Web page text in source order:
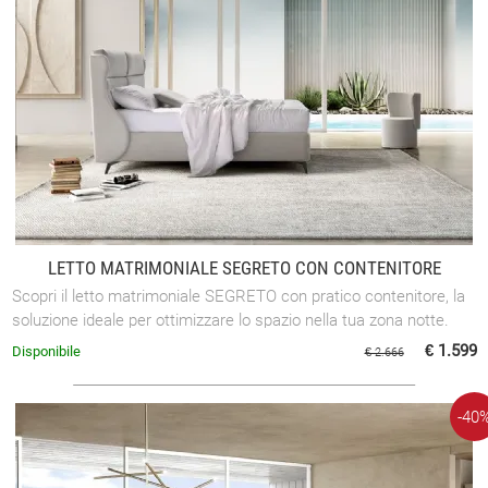
LETTO MATRIMONIALE SEGRETO CON CONTENITORE
Scopri il letto matrimoniale SEGRETO con pratico contenitore, la
soluzione ideale per ottimizzare lo spazio nella tua zona notte.
€ 2.666 € 1.599
Disponibile
-